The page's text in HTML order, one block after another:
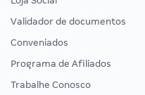
Validador de documentos
Conveniados
Programa de Afiliados
Trabalhe Conosco